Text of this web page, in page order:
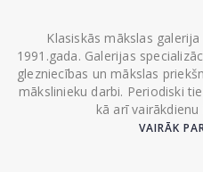
Klasiskās mākslas
1991.gada. Galerijas
glezniecības un mākslas
mākslinieku darbi. Periodiski
kā arī
VAIRĀK